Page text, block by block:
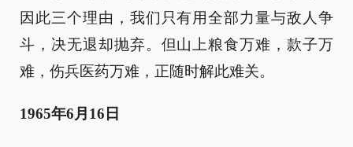
因此三个理由，我们只有用全部力量与敌人争
斗，决无退却抛弃。但山上粮食万难，款子万
难，伤兵医药万难，正随时解此难关。
1965年6月16日